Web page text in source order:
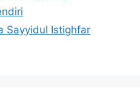
Sayyidul Istighfar